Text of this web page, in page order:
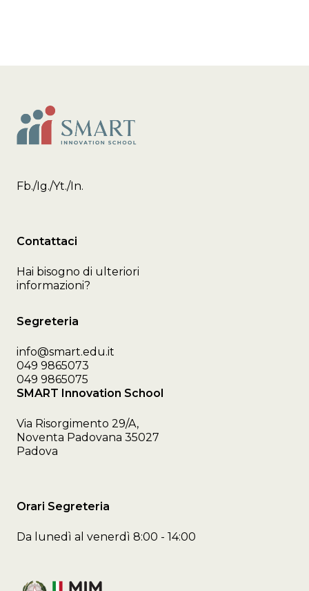
SMART Innovation School
Via Risorgimento 29/A,
Noventa Padovana 35027
Padova
Orari Segreteria
Da lunedì al venerdì 8:00 - 14:00
Fb./Ig./Yt./In.
Contattaci
Hai bisogno di ulteriori
informazioni?
Segreteria
info@smart.edu.it
049 9865073
049 9865075